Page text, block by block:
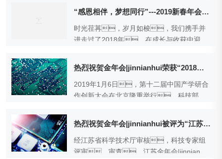
日与江苏宝馨科技股份有限公司（证券代码
002514.SZ，以下称“宝馨科技”）的
控股子公司浙江金年会|jinnianhui集成电路设
备制造有限公司（以下称“浙江金年
会|jinnianhui科技有...
“感恩相伴，梦想同行”---2019新春年会暨表彰会议
时光荏苒，岁月如梭，我们携手并
进走过了2018年，在成长与收获中迎来
司2018年取得的丰硕成绩，展望充
满美好愿景的2019年，感恩各位同
事一年来为公司发展所作出的努力与付
出，公司于1月29日在无锡铂尔曼大酒店
热烈祝贺金年会|jinnianhui荣获“2018年中国产学研合作创新示范企业”称号
2019年1月6日，第十二届中国产学研合
作创新大会在北京隆重举行，科技部部
国政协副主席等重要领导出席。江苏金
年会|jinnianhui光电技术有限公司经中国产学
研合作创新示范专家委员会评审，被认
定为“2018年中国产学研合作创新示范企
热烈祝贺金年会|jinnianhui被评为“江苏省激光直接成像设备（LDI）工程技术研究中心”
经江苏省科学技术厅审核，科技专家组
评审、审查，江苏金年会|jinnianhui